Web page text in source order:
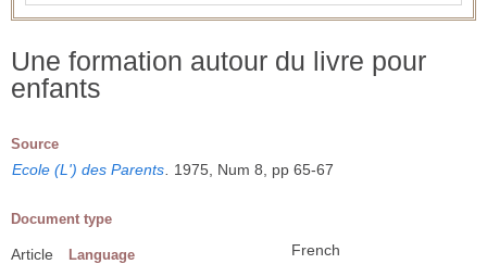
Une formation autour du livre pour
enfants
Source
Ecole (L') des Parents 1975, Num 8, pp 65-67
Document type
Article Language French